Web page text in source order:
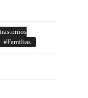
trastornos
Familias